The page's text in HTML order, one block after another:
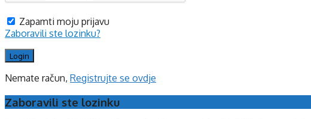
Zapamti moju prijavu
Zaboravili ste lozinku?
Nemate račun, Registrujte se ovdje
Zaboravili ste lozinku